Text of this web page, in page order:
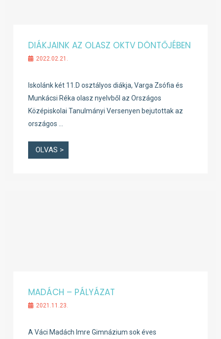
DIÁKJAINK AZ OLASZ OKTV DÖNTŐJÉBEN
2022.02.21.
Iskolánk két 11.D osztályos diákja, Varga Zsófia és
Munkácsi Réka olasz nyelvből az Országos
Középiskolai Tanulmányi Versenyen bejutottak az
országos …
OLVAS >
MADÁCH – PÁLYÁZAT
2021.11.23.
A Váci Madách Imre Gimnázium sok éves